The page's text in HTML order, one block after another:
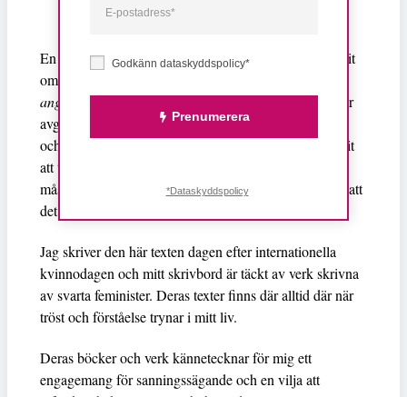
En annan feministisk författare och icon som har skrivit
om konseptet är
anger,
hävdar Lorde att utövandet av radikal ärlighet är
avgörande för att utmana förtryckande maktstrukturer
och främja social rättvisa. Hon skriver ”Jag har kommit
att tro om och om igen att det som är viktigast för mig
måste talas, göras verbalt och delas, även med risk för att
det ska bli blåslaget eller missförstås”.
Jag skriver den här texten dagen efter internationella
kvinnodagen och mitt skrivbord är täckt av verk skrivna
av svarta feminister. Deras texter finns där alltid där när
tröst och förståelse trynar i mitt liv.
Deras böcker och verk kännetecknar för mig ett
engagemang för sanningssägande och en vilja att
Godkänn dataskyddspolicy*
Prenumerera
*Dataskyddspolicy